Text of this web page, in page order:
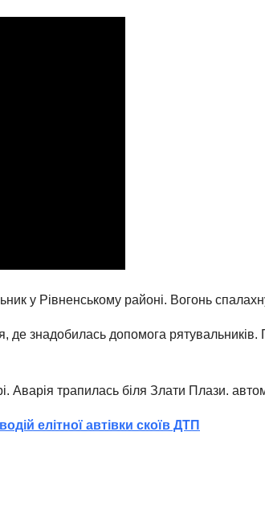
у Рівненському районі. Вогонь
знадобилась допомога рятувальників.
Аварія трапилась біля Злати Плази.
елітної автівки скоїв ДТП